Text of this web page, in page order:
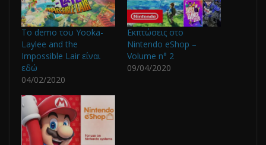
Το demo του Yooka-
Laylee and the
Impossible Lair είναι
εδώ
04/02/2020
Εκπτώσεις στο
Nintendo eShop –
Volume n° 2
09/04/2020